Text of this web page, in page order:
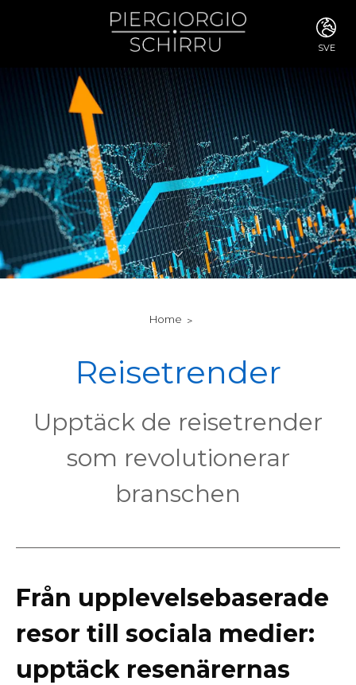
SVE
FRA
DEU
ESP
RUS
CHI
JPN
SVE
POR
ARA
DUT
KOR
Home
Reisetrender
Upptäck de reisetrender
som revolutionerar
branschen
Från upplevelsebaserade
resor till sociala medier:
upptäck resenärernas